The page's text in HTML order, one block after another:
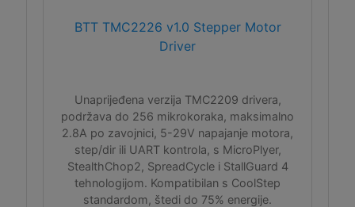
BTT TMC2226 v1.0 Stepper Motor
Driver
Unaprijeđena verzija TMC2209 drivera,
podržava do 256 mikrokoraka, maksimalno
2.8A po zavojnici, 5-29V napajanje motora,
step/dir ili UART kontrola, s MicroPlyer,
StealthChop2, SpreadCycle i StallGuard 4
tehnologijom. Kompatibilan s CoolStep
standardom, štedi do 75% energije.